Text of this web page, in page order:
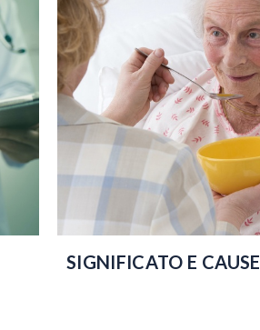
SIGNIFICATO E CAUSE